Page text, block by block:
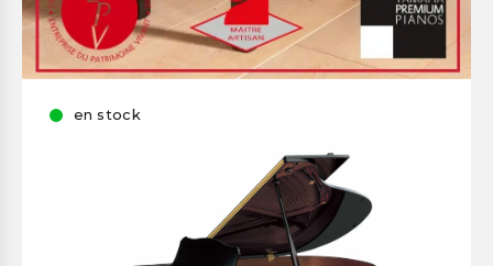
en stock